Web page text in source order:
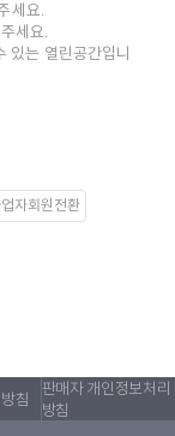
세요.
세요.
있는 열린공간입니
자회원전환
침
판매자 개인정보처리
방침